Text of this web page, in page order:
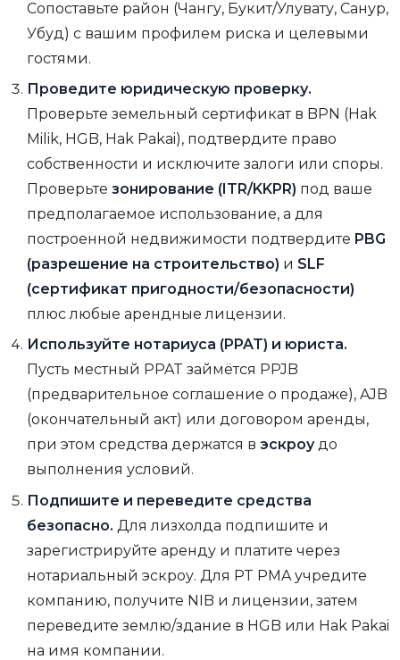
Сопоставьте район (Чангу, Букит/Улувату, Санур,
Убуд) с вашим профилем риска и целевыми
гостями.
Проведите юридическую проверку.
Проверьте земельный сертификат в BPN (Hak
Milik, HGB, Hak Pakai), подтвердите право
собственности и исключите залоги или споры.
Проверьтезонирование (ITR/KKPR) под ваше
предполагаемое использование, а для
построенной недвижимости подтвердите PBG
(разрешение на строительство) и SLF
(сертификат пригодности/безопасности)
плюс любые арендные лицензии.
Используйте нотариуса (PPAT) и юриста.
Пусть местный PPAT займётся PPJB
(предварительное соглашение о продаже), AJB
(окончательный акт) или договором аренды,
при этом средства держатся вэскроудо
выполнения условий.
Подпишите и переведите средства
безопасно. Для лизхолда подпишите и
зарегистрируйте аренду и платите через
нотариальный эскроу. Для PT PMA учредите
компанию, получите NIB и лицензии, затем
переведите землю/здание в HGB или Hak Pakai
на имя компании.